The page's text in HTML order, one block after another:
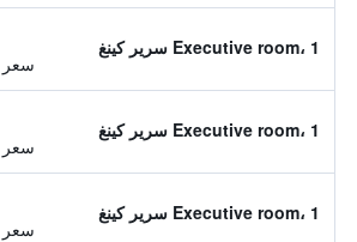
Executive room، 1 سرير كينغ
سعر
Executive room، 1 سرير كينغ
سعر
Executive room، 1 سرير كينغ
سعر